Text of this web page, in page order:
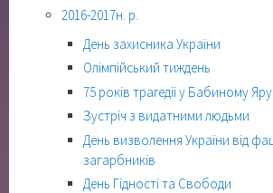
2016-2017н. р.
День захисника України
Олімпійський тиждень
75 років трагедії у Бабиному Яру
Зустріч з видатними людьми
День визволення України від
загарбників
День Гідності та Свободи